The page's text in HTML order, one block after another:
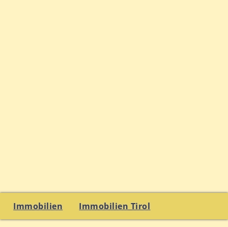
Immobilien Immobilien Tirol